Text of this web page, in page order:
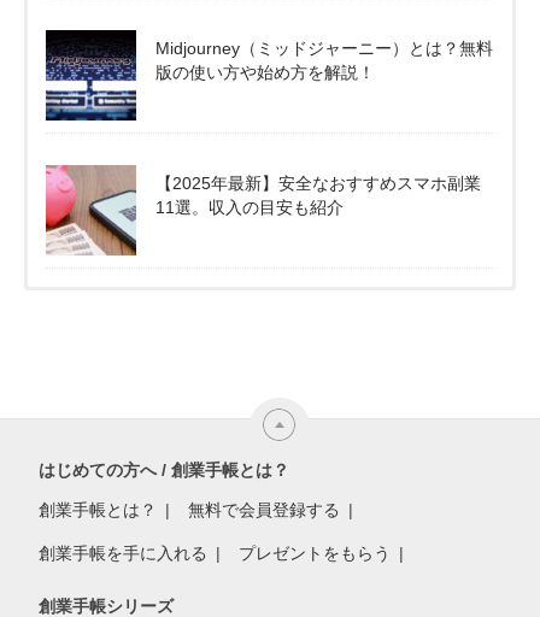
Midjourney（ミッドジャーニー）とは？無料
版の使い方や始め方を解説！
【2025年最新】安全なおすすめスマホ副業
11選。収入の目安も紹介
はじめての方へ / 創業手帳とは？
創業手帳とは？ 無料で会員登録する
創業手帳を手に入れる プレゼントをもらう
創業手帳シリーズ